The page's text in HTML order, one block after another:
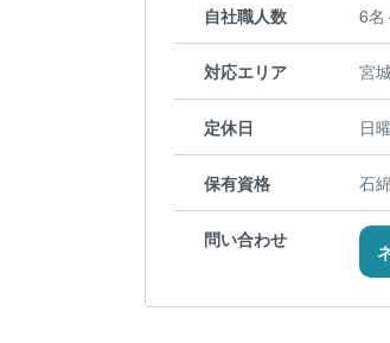
自社職人数 6名
対応エリア 宮
定休日 日
保有資格 石
問い合わせ